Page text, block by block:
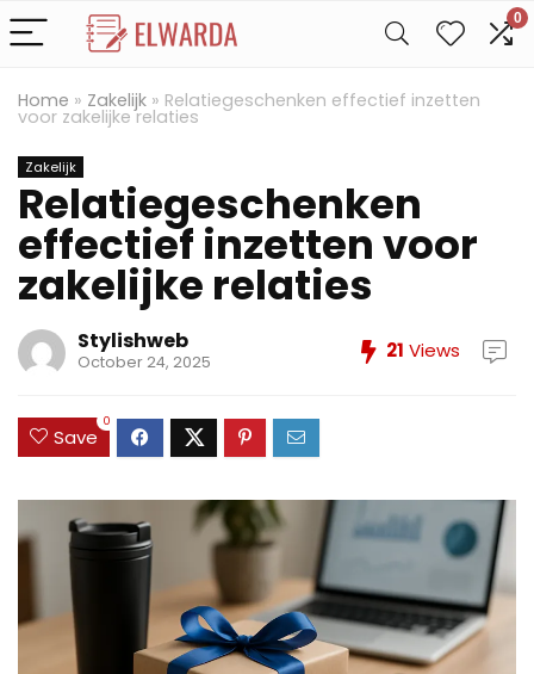
0
Home » Zakelijk » Relatiegeschenken effectief inzetten
voor zakelijke relaties
Zakelijk
Relatiegeschenken
effectief inzetten voor
zakelijke relaties
Stylishweb
October 24, 2025 21 Views
Save
0